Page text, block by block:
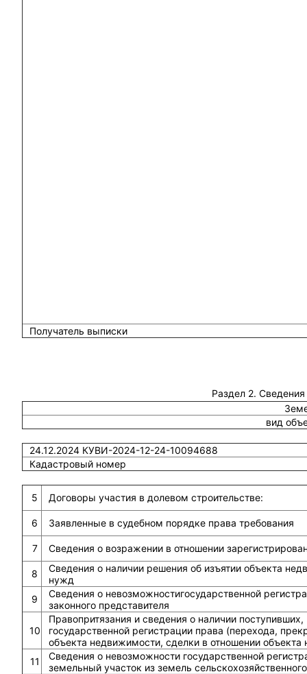
Получатель выписки
Раздел 2.
вид
24.12.2024 КУВИ-2024-12-24-10094688
Кадастровый номер
5 Договоры участия в долевом строительстве:
6 Заявленные в судебном порядке права требования
7 Сведения о возражении в отношении
8
Сведения о наличии решения об изъятии объекта
нужд
9
Сведения о невозможностигосударственной
законного представителя
10
Правопритязания и сведения о наличии
государственной регистрации права (перехода,
объекта недвижимости, сделки в отношении
11
Сведения о невозможности государственной
земельный участок из земель